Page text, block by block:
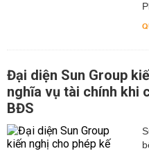
Đại diện Sun Group
nghĩa vụ tài chính khi
BĐS